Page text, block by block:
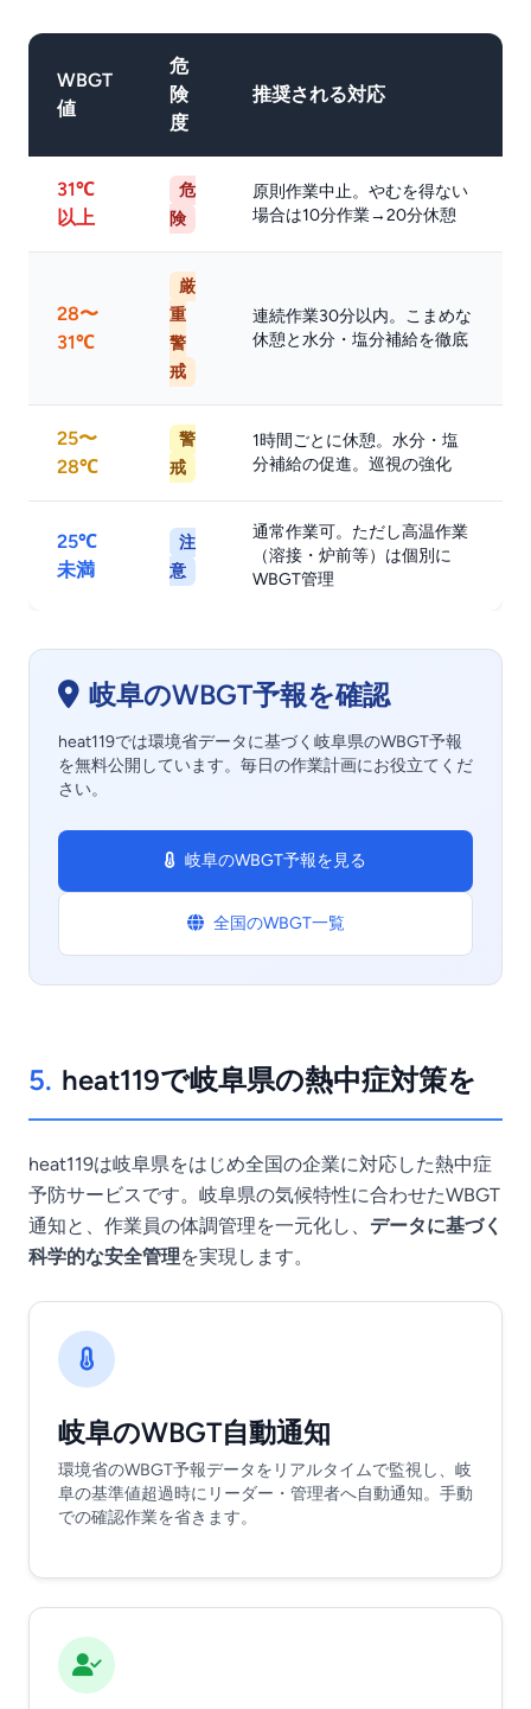
WBGT
値
危
険
度
推奨される対応
31℃
以上
危
険
原則作業中止。やむを得ない
場合は10分作業→20分休憩
28〜
31℃
厳
重
警
戒
連続作業30分以内。こまめな
休憩と水分・塩分補給を徹底
25〜
28℃
警
戒
1時間ごとに休憩。水分・塩
分補給の促進。巡視の強化
25℃
未満
注
意
通常作業可。ただし高温作業
（溶接・炉前等）は個別に
WBGT管理
岐阜のWBGT予報を確認
heat119では環境省データに基づく岐阜県のWBGT予報
を無料公開しています。毎日の作業計画にお役立てくだ
さい。
岐阜のWBGT予報を見る
全国のWBGT一覧
5. heat119で岐阜県の熱中症対策を
heat119は岐阜県をはじめ全国の企業に対応した熱中症
予防サービスです。岐阜県の気候特性に合わせたWBGT
通知と、作業員の体調管理を一元化し、 データに基づく
科学的な安全管理を実現します。
岐阜のWBGT自動通知
環境省のWBGT予報データをリアルタイムで監視し、岐
阜の基準値超過時にリーダー・管理者へ自動通知。手動
での確認作業を省きます。